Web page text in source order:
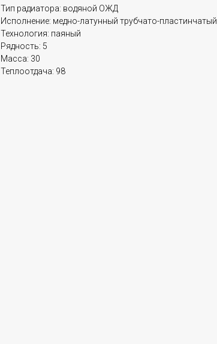
Тип радиатора: водяной ОЖД
Исполнение: медно-латунный трубчато-пластинчатый
Технология: паяный
Рядность: 5
Масса: 30
Теплоотдача: 98